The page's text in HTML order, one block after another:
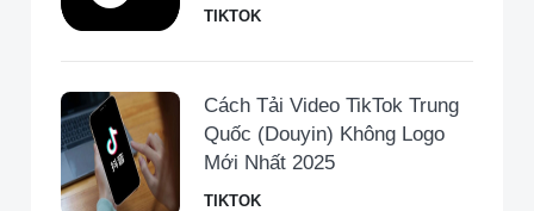
TIKTOK
Cách Tải Video TikTok Trung
Quốc (Douyin) Không Logo
Mới Nhất 2025
TIKTOK